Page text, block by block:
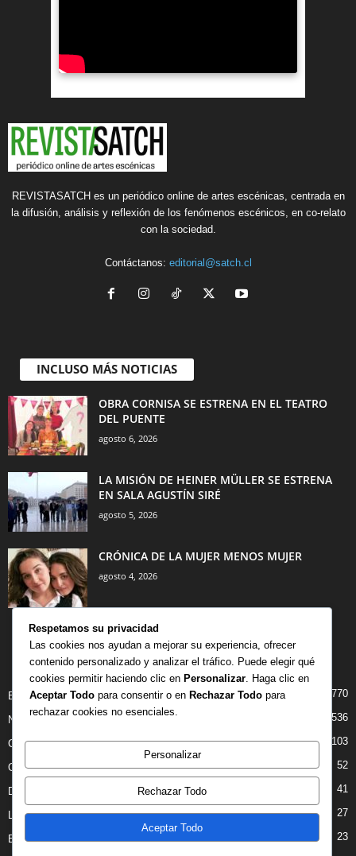
REVISTASATCH es un periódico online de artes escénicas, centrada en
la difusión, análisis y reflexión de los fenómenos escénicos, en co-relato
con la sociedad.
Contáctanos: editorial@satch.cl
INCLUSO MÁS NOTICIAS
OBRA CORNISA SE ESTRENA EN EL TEATRO
DEL PUENTE
agosto 6, 2026
LA MISIÓN DE HEINER MÜLLER SE ESTRENA
EN SALA AGUSTÍN SIRÉ
agosto 5, 2026
CRÓNICA DE LA MUJER MENOS MUJER
agosto 4, 2026
CATEGORÍA POPULAR
BIBLIOTECA 770
NOTICIAS 536
CRITICAS 103
OPINION 52
DANZA 41
LIBROS 27
ENTREVISTAS 23
Respetamos su privacidad
Las cookies nos ayudan a mejorar su experiencia, ofrecer
contenido personalizado y analizar el tráfico. Puede elegir qué
cookies permitir haciendo clic en Personalizar . Haga clic en
Aceptar Todo para consentir o en Rechazar Todo para
rechazar cookies no esenciales.
Personalizar
Rechazar Todo
Aceptar Todo